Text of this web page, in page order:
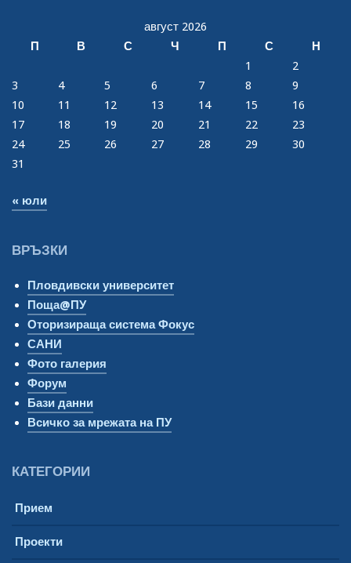
август 2026
П
В С Ч П С
Н
1
2
3
4 5 6 7 8
9
10
11 12 13 14 15
16
17
18 19 20 21 22
23
24
25 26 27 28 29
30
31
« юли
ВРЪЗКИ
Пловдивски университет
Поща@ПУ
Оторизираща система Фокус
САНИ
Фото галерия
Форум
Бази данни
Всичко за мрежата на ПУ
КАТЕГОРИИ
Прием
Проекти